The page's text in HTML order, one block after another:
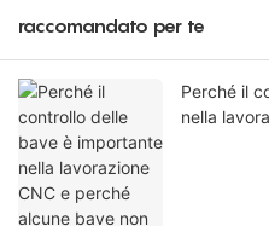
raccomandato per te
Perché il
nella